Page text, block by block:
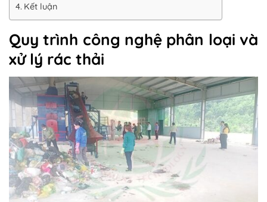
Kết luận
Quy trình công nghệ phân loại và
xử lý rác thải